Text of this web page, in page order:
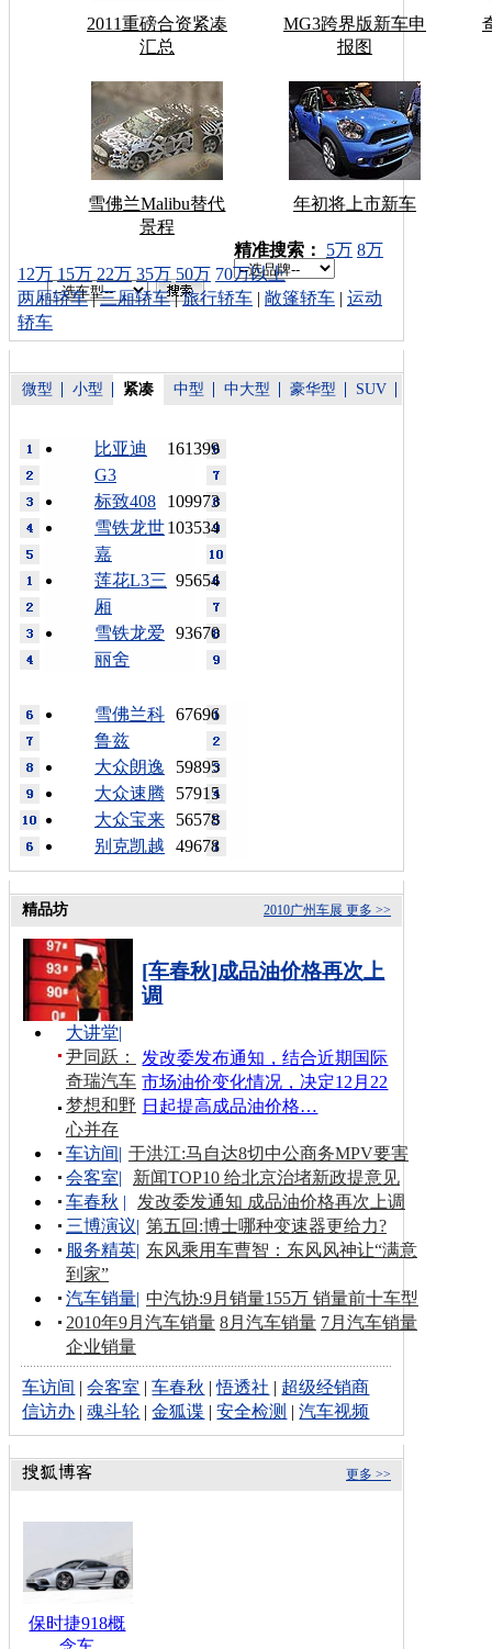
2011重磅合资紧凑
汇总
MG3跨界版新车申
报图
雪佛兰Malibu替代
景程
年初将上市新车
车型搜索：
精准搜索： 5万 8万
12万 15万 22万 35万 50万 70万以上
两厢轿车|三厢轿车|旅行轿车 | 敞篷轿车 | 运动
轿车
微型 小型 紧凑 中型 中大型 豪华型 SUV
161399
比亚迪
G3
109973
标致408
103534
雪铁龙世
嘉
95654
莲花L3三
厢
93670
雪铁龙爱
丽舍
67696
雪佛兰科
鲁兹
59895
大众朗逸
57915
大众速腾
56578
大众宝来
49678
别克凯越
更多 >>
2010广州车展
精品坊
[车春秋]成品油价格再次上
调
发改委发布通知，结合近期国际
市场油价变化情况，决定12月22
日起提高成品油价格…
大讲堂|
尹同跃：
奇瑞汽车
梦想和野
心并存
车访间| 于洪江:马自达8切中公商务MPV要害
会客室|
新闻TOP10 给北京治堵新政提意见
车春秋 |
发改委发通知 成品油价格再次上调
三博演议| 第五回:博士哪种变速器更给力?
服务精英| 东风乘用车曹智：东风风神让“满意
到家”
汽车销量| 中汽协:9月销量155万 销量前十车型
2010年9月汽车销量 8月汽车销量 7月汽车销量
企业销量
车访间 |会客室 |车春秋 |悟透社 | 超级经销商
信访办 |魂斗轮 |金狐谍 |安全检测 |汽车视频
更多 >>
保时捷918概